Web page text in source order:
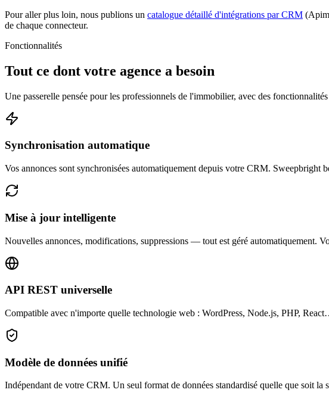
Pour aller plus loin, nous publions un catalogue détaillé d'intégrations par CRM
de chaque connecteur.
Fonctionnalités
Tout ce dont votre agence a besoin
Une passerelle pensée pour les professionnels de l'immobilier, avec des
Synchronisation automatique
Vos annonces sont synchronisées automatiquement depuis votre CRM. Sweepbright
Mise à jour intelligente
Nouvelles annonces, modifications, suppressions — tout est géré automatiquement.
API REST universelle
Compatible avec n'importe quelle technologie web : WordPress, Node.js, PHP,
Modèle de données unifié
Indépendant de votre CRM. Un seul format de données standardisé quelle que soit